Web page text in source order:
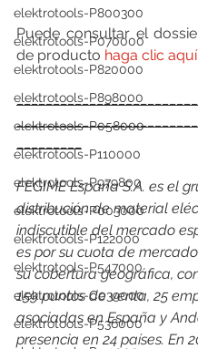
elektrotools-P800300
elektrotools-P070000
elektrotools-P820000
elektrotools-P898000
elektrotools-P058000
elektrotools-P110000
elektrotools-P979800
elektrotools-P003000
elektrotools-P122000
elektrotools-P547000
elektrotools-C039000
elektrotools-P536000
Puede consultar el
de producto haga clic aquí.
FEGIME España S.A. es el
distribución de material
indiscutible del mercado
es por su cuota de
su cobertura geográfica,
159 puntos de venta, 25
asociadas en España y
presencia en 24 países. En